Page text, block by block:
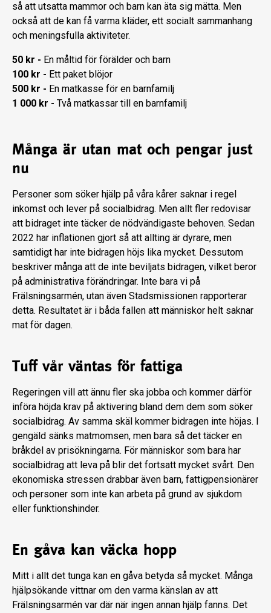
så att utsatta mammor och barn kan äta sig mätta. Men
också att de kan få varma kläder, ett socialt sammanhang
och meningsfulla aktiviteter.
50 kr - En måltid för förälder och barn
100 kr - Ett paket blöjor
500 kr - En matkasse för en barnfamilj
1 000 kr - Två matkassar till en barnfamilj
Många är utan mat och pengar just
nu
Personer som söker hjälp på våra kårer saknar i regel
inkomst och lever på socialbidrag. Men allt fler redovisar
att bidraget inte täcker de nödvändigaste behoven. Sedan
2022 har inflationen gjort så att allting är dyrare, men
samtidigt har inte bidragen höjs lika mycket. Dessutom
beskriver många att de inte beviljats bidragen, vilket beror
på administrativa förändringar. Inte bara vi på
Frälsningsarmén, utan även Stadsmissionen rapporterar
detta. Resultatet är i båda fallen att människor helt saknar
mat för dagen.
Tuff vår väntas för fattiga
Regeringen vill att ännu fler ska jobba och kommer därför
införa höjda krav på aktivering bland dem dem som söker
socialbidrag. Av samma skäl kommer bidragen inte höjas. I
gengäld sänks matmomsen, men bara så det täcker en
bråkdel av prisökningarna. För människor som bara har
socialbidrag att leva på blir det fortsatt mycket svårt. Den
ekonomiska stressen drabbar även barn, fattigpensionärer
och personer som inte kan arbeta på grund av sjukdom
eller funktionshinder.
En gåva kan väcka hopp
Mitt i allt det tunga kan en gåva betyda så mycket. Många
hjälpsökande vittnar om den varma känslan av att
Frälsningsarmén var där när ingen annan hjälp fanns. Det